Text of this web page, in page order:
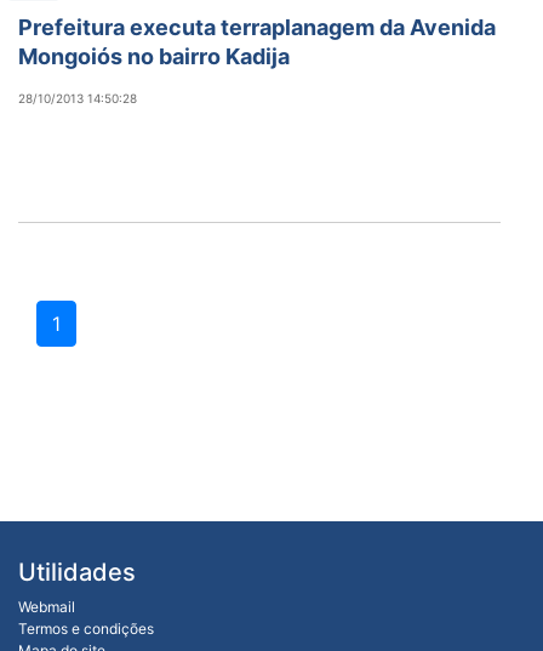
Prefeitura executa terraplanagem da Avenida
Mongoiós no bairro Kadija
28/10/2013 14:50:28
1
Utilidades
Webmail
Termos e condições